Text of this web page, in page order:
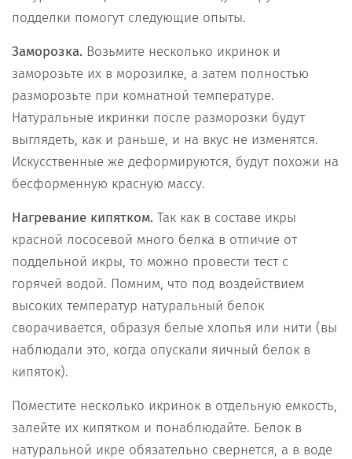
подделки помогут следующие опыты.
Заморозка. Возьмите несколько икринок и
заморозьте их в морозилке, а затем полностью
разморозьте при комнатной температуре.
Натуральные икринки после разморозки будут
выглядеть, как и раньше, и на вкус не изменятся.
Искусственные же деформируются, будут похожи на
бесформенную красную массу.
Нагревание кипятком. Так как в составе икры
красной лососевой много белка в отличие от
поддельной икры, то можно провести тест с
горячей водой. Помним, что под воздействием
высоких температур натуральный белок
сворачивается, образуя белые хлопья или нити (вы
наблюдали это, когда опускали яичный белок в
кипяток).
Поместите несколько икринок в отдельную емкость,
залейте их кипятком и понаблюдайте. Белок в
натуральной икре обязательно свернется, а в воде